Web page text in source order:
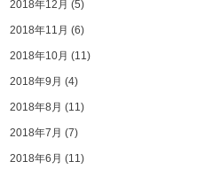
2018年12月 (5)
2018年11月 (6)
2018年10月 (11)
2018年9月 (4)
2018年8月 (11)
2018年7月 (7)
2018年6月 (11)